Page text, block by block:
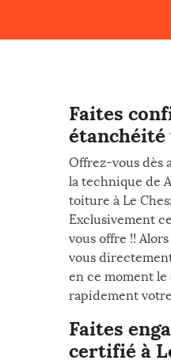
Faites
Offrez-vous dès
la technique de
toiture à Le
Exclusivement
vous offre !!
vous
en ce moment le
rapidement
Faites
certifié à